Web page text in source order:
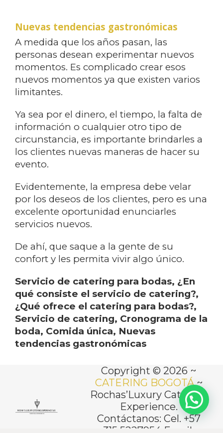
Nuevas tendencias gastronómicas
A medida que los años pasan, las
personas desean experimentar nuevos
momentos. Es complicado crear esos
nuevos momentos ya que existen varios
limitantes.
Ya sea por el dinero, el tiempo, la falta de
información o cualquier otro tipo de
circunstancia, es importante brindarles a
los clientes nuevas maneras de hacer su
evento.
Evidentemente, la empresa debe velar
por los deseos de los clientes, pero es una
excelente oportunidad enunciarles
servicios nuevos.
De ahí, que saque a la gente de su
confort y les permita vivir algo único.
Servicio de catering para bodas, ¿En
qué consiste el servicio de catering?,
¿Qué ofrece el catering para bodas?,
Servicio de catering, Cronograma de la
boda, Comida única, Nuevas
tendencias gastronómicas
Copyright © 2026 ~
CATERING BOGOTÁ~
Rochas’Luxury Catering
Experience.
Contáctanos: Cel. +57
315 5227954 Email: